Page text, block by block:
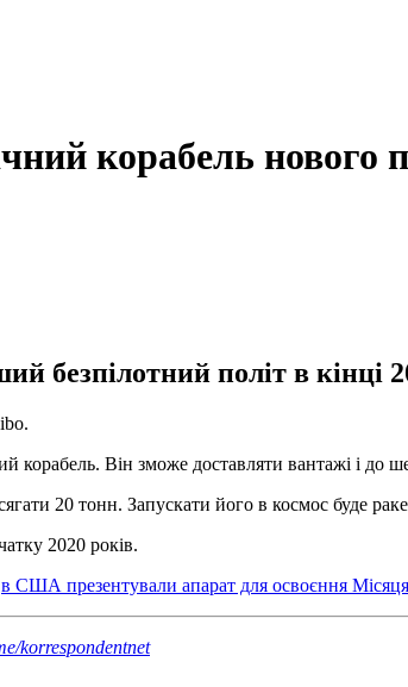
корабель нового
безпілотний політ в кінці
Він зможе доставляти вантажі і до
20 тонн. Запускати його в космос буде
2020 років.
в США презентували апарат для освоєння
korrespondentnet